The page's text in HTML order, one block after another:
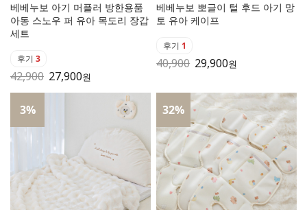
베베누보 아기 머플러 방한용품
아동 스노우 퍼 유아 목도리 장갑
세트
후기 3
42,900 27,900원
베베누보 뽀글이 털 후드 아기 망
토 유아 케이프
후기 1
40,900 29,900원
3% 32%